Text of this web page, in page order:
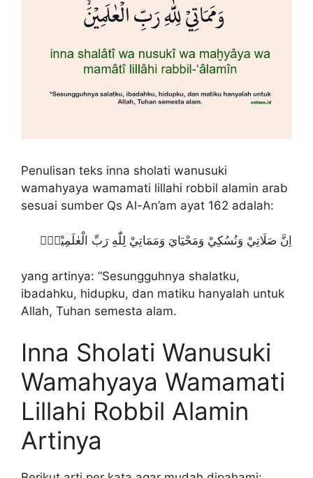
Penulisan teks inna sholati wanusuki
wamahyaya wamamati lillahi robbil alamin arab
sesuai sumber Qs Al-An’am ayat 162 adalah:
اِنَّ صَلَاتِيْ وَنُسُكِيْ وَمَحْيَايَ وَمَمَاتِيْ لِلّٰهِ رَبِّ الْعٰلَمِيْنَۙ
yang artinya: “Sesungguhnya shalatku,
ibadahku, hidupku, dan matiku hanyalah untuk
Allah, Tuhan semesta alam.
Inna Sholati Wanusuki
Wamahyaya Wamamati
Lillahi Robbil Alamin
Artinya